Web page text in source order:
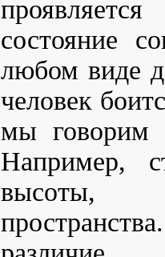
состояние
любом виде
человек
мы говорим
Например,
высоты,